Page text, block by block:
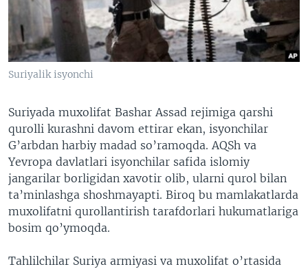
VIDEO
XABARLAR SURATLARDA
ODNOKLASSNIKI
TELEGRAM
TWITTER
Suriyalik isyonchi
Suriyada muxolifat Bashar Assad rejimiga qarshi
qurolli kurashni davom ettirar ekan, isyonchilar
G’arbdan harbiy madad so’ramoqda. AQSh va
Yevropa davlatlari isyonchilar safida islomiy
jangarilar borligidan xavotir olib, ularni qurol bilan
ta’minlashga shoshmayapti. Biroq bu mamlakatlarda
muxolifatni qurollantirish tarafdorlari hukumatlariga
bosim qo’ymoqda.
Tahlilchilar Suriya armiyasi va muxolifat o’rtasida